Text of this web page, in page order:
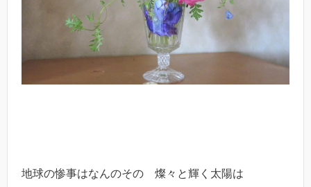
地球の惨事はなんのその 燦々と輝く太陽は